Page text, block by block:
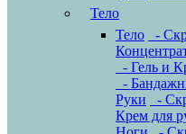
Тело
Тело
-
- Гель и
-
Руки
-
Крем для